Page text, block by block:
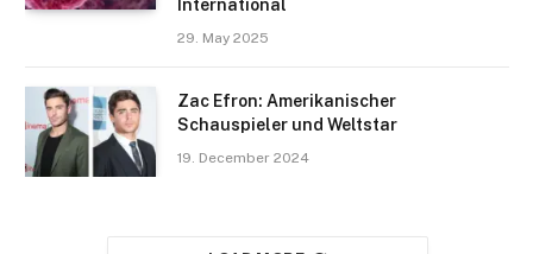
International
29. May 2025
Zac Efron: Amerikanischer
Schauspieler und Weltstar
19. December 2024